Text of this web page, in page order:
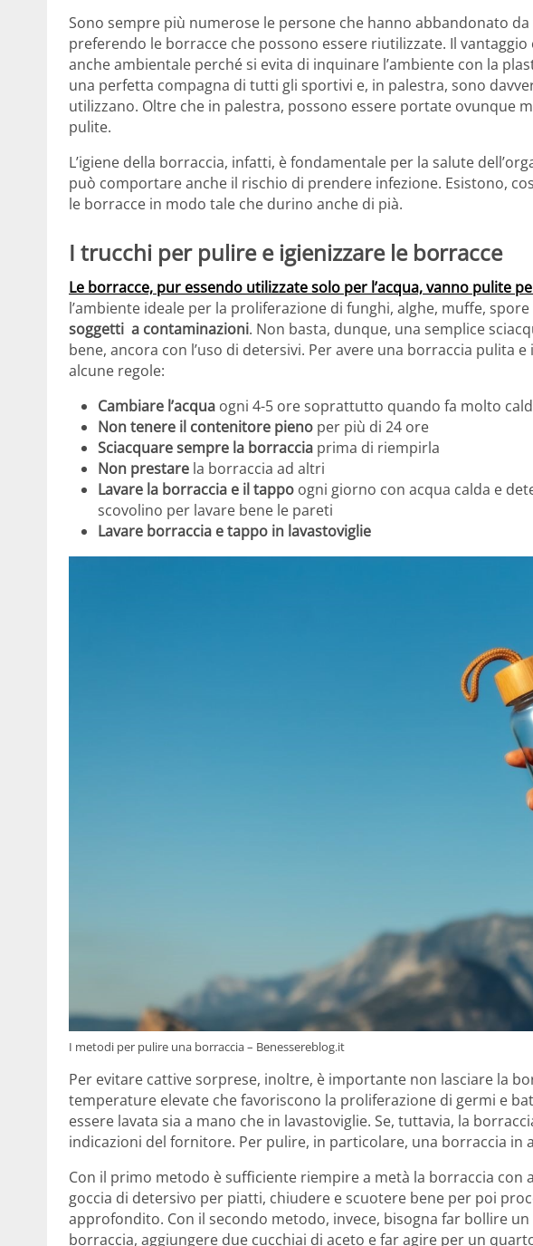
Sono sempre più numerose le persone che hanno abbandonato
preferendo le borracce che possono essere riutilizzate. Il
anche ambientale perché si evita di inquinare l’ambiente con la
una perfetta compagna di tutti gli sportivi e, in palestra, sono
utilizzano. Oltre che in palestra, possono essere portate ovunque
pulite.
L’igiene della borraccia, infatti, è fondamentale per la salute
può comportare anche il rischio di prendere infezione. Esistono,
le borracce in modo tale che durino anche di pià.
I trucchi per pulire e igienizzare le borracce
Le borracce, pur essendo utilizzate solo per l’acqua, vanno pulite
l’ambiente ideale per la proliferazione di funghi, alghe, muffe,
soggetti a contaminazioni. Non basta, dunque, una semplice
bene, ancora con l’uso di detersivi. Per avere una borraccia pulita
alcune regole:
Cambiare l’acqua ogni 4-5 ore soprattutto quando fa molto
Non tenere il contenitore pieno per più di 24 ore
Sciacquare sempre la borraccia prima di riempirla
Non prestare la borraccia ad altri
Lavare la borraccia e il tappo ogni giorno con acqua calda e
scovolino per lavare bene le pareti
Lavare borraccia e tappo in lavastoviglie
I metodi per pulire una borraccia – Benessereblog.it
Per evitare cattive sorprese, inoltre, è importante non lasciare la
temperature elevate che favoriscono la proliferazione di germi e
essere lavata sia a mano che in lavastoviglie. Se, tuttavia, la
indicazioni del fornitore. Per pulire, in particolare, una borraccia in
Con il primo metodo è sufficiente riempire a metà la borraccia con
goccia di detersivo per piatti, chiudere e scuotere bene per poi
approfondito. Con il secondo metodo, invece, bisogna far bollire
borraccia, aggiungere due cucchiai di aceto e far agire per un